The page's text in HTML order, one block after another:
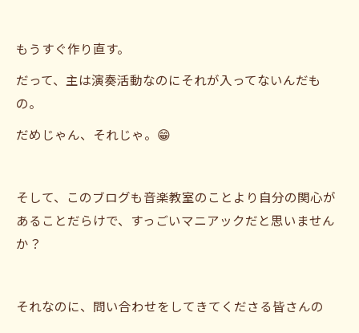
もうすぐ作り直す。
だって、主は演奏活動なのにそれが入ってないんだも
の。
だめじゃん、それじゃ。😁
そして、このブログも音楽教室のことより自分の関心が
あることだらけで、すっごいマニアックだと思いません
か？
それなのに、問い合わせをしてきてくださる皆さんの